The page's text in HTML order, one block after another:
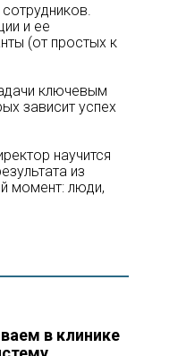
в клинике
и ее
(от простых к
ключевым
зависит успех
научится
из
момент: люди,